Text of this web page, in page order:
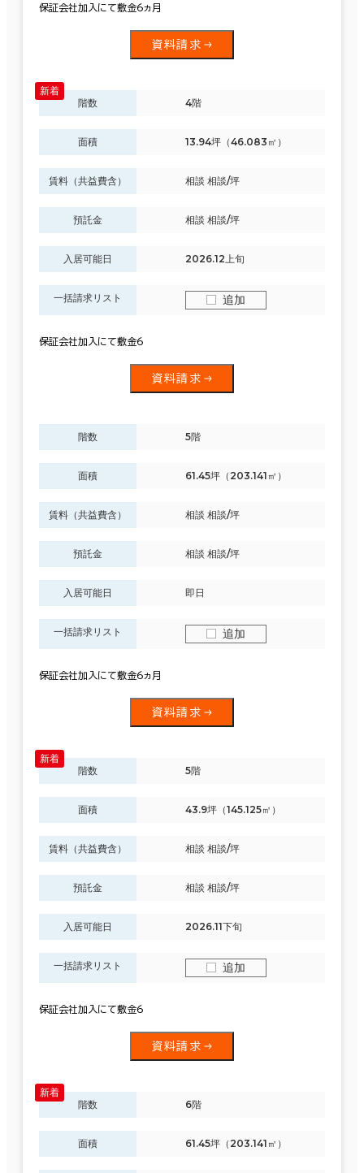
保証会社加入にて敷金6ヵ月
資料請求
階数 4階
面積 13.94坪（46.083㎡）
賃料（共益費含） 相談 相談/坪
預託金 相談 相談/坪
入居可能日 2026.12上旬
一括請求リスト 追加
保証会社加入にて敷金6
資料請求
階数 5階
面積 61.45坪（203.141㎡）
賃料（共益費含） 相談 相談/坪
預託金 相談 相談/坪
入居可能日 即日
一括請求リスト 追加
保証会社加入にて敷金6ヵ月
資料請求
階数 5階
面積 43.9坪（145.125㎡）
賃料（共益費含） 相談 相談/坪
預託金 相談 相談/坪
入居可能日 2026.11下旬
一括請求リスト 追加
保証会社加入にて敷金6
資料請求
階数 6階
面積 61.45坪（203.141㎡）